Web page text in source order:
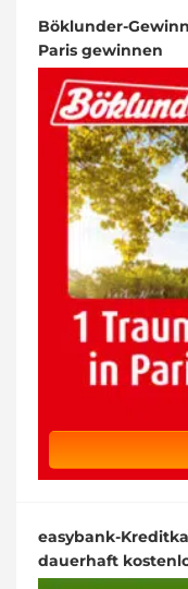
Böklunder-
Paris gewinnen
easybank-
dauerhaft